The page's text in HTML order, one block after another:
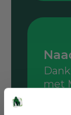
met